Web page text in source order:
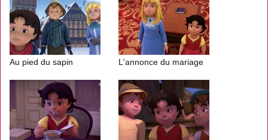
Au pied du sapin L'annonce du mariage